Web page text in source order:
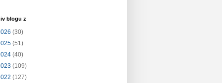
blogu z
(30)
(51)
(40)
(109)
(127)